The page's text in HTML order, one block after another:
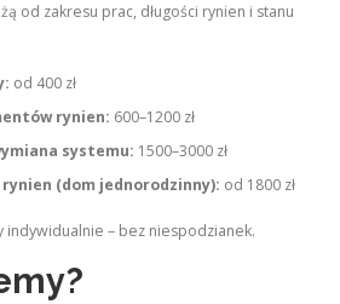
od zakresu prac, długości rynien i stanu
od 400 zł
rynien: 600–1200 zł
systemu: 1500–3000 zł
(dom jednorodzinny): od 1800 zł
indywidualnie – bez niespodzianek.